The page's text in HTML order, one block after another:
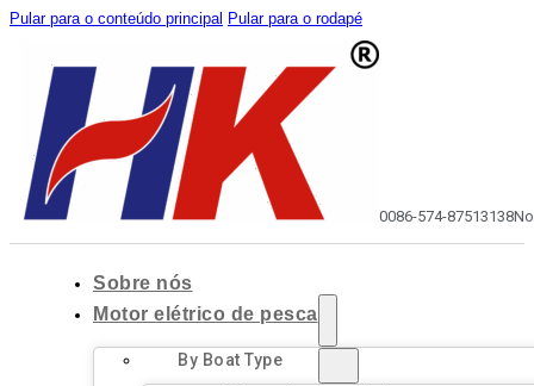
Pular para o conteúdo principal Pular para o rodapé
0086-574-87513138
Sobre nós
Motor elétrico de pesca
By Boat Type